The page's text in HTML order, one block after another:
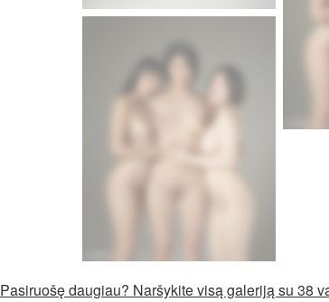
Pasiruošę daugiau? Naršykite visą galeriją su 38